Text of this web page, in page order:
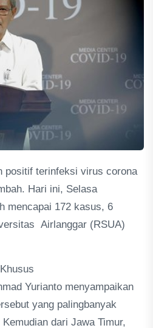
positif terinfeksi virus corona
Hari ini, Selasa
mencapai 172 kasus, 6
Airlanggar (RSUA)
Yurianto menyampaikan
yang palingbanyak
dari Jawa Timur,